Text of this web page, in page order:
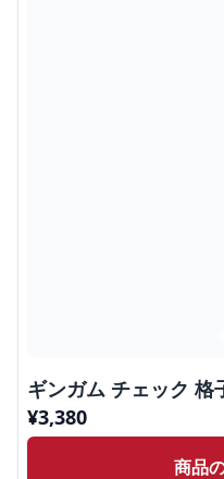
ギンガム チェック 格
¥3,380
商品